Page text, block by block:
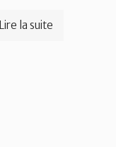
Lire la suite